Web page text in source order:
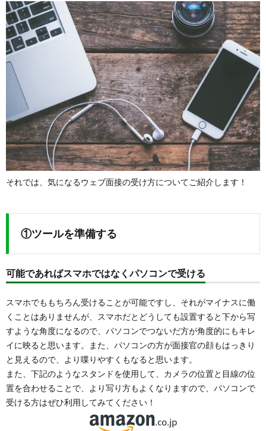
それでは、気になるウェブ面接の受け方についてご紹介します！
①ツールを準備する
可能であればスマホではなくパソコンで受ける
スマホでももちろん受けることが可能ですし、それがマイナスに働
くことはありませんが、スマホだとどうしても設置すると下から写
すような角度になるので、パソコンでつないだ方が角度的にもキレ
イに映ると思います。また、パソコンの方が面接官の顔もはっきり
と見えるので、より喋りやすくもなると思います。
また、下記のようなスタンドを使用して、カメラの位置と目線の位
置を合わせることで、より写り方もよくなりますので、パソコンで
受ける方はぜひ利用してみてください！